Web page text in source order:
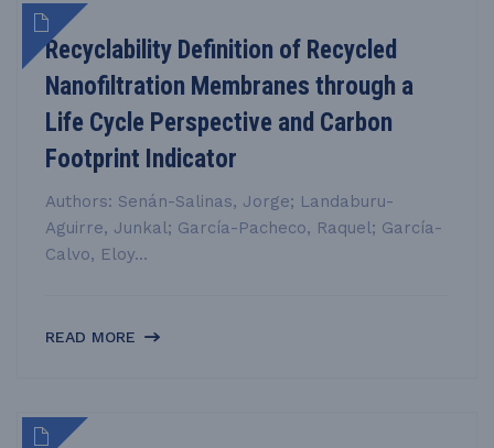
Recyclability Definition of Recycled
Nanofiltration Membranes through a
Life Cycle Perspective and Carbon
Footprint Indicator
Authors: Senán-Salinas, Jorge; Landaburu-
Aguirre, Junkal; García-Pacheco, Raquel; García-
Calvo, Eloy...
READ MORE